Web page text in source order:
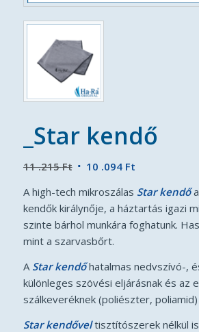
_Star kendő
11 .215Ft Original
was:
11
.215 Ft.
10 .094 FtCurrent
is:
10
.094 Ft.
A high-tech mikroszálas Star kendőa
kendők királynője, a háztartás igazi
szinte bárhol munkára foghatunk.
mint a szarvasbőrt.
AStar kendőhatalmas nedvszívó-,
különleges szövési eljárásnak és az
szálkeveréknek (poliészter,
Star kendőveltisztítószerek nélkül